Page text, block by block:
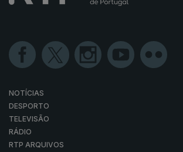
NOTÍCIAS
DESPORTO
TELEVISÃO
RÁDIO
RTP ARQUIVOS